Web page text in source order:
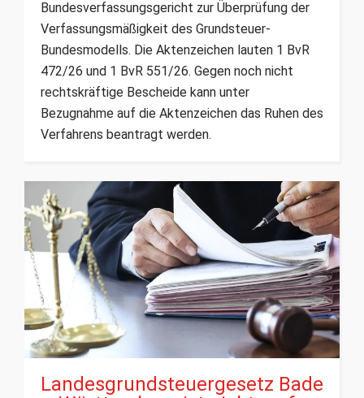
Bundesverfassungsgericht zur Überprüfung der
Verfassungsmäßigkeit des Grundsteuer-
Bundesmodells. Die Aktenzeichen lauten 1 BvR
472/26 und 1 BvR 551/26. Gegen noch nicht
rechtskräftige Bescheide kann unter
Bezugnahme auf die Aktenzeichen das Ruhen des
Verfahrens beantragt werden.
Landesgrundsteuergesetz Bade